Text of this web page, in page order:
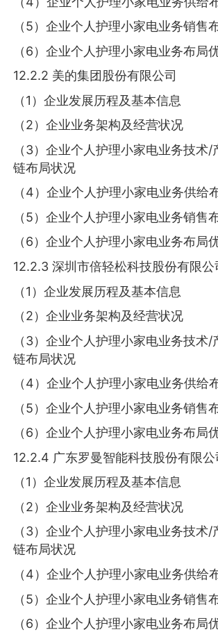
（5）企业个人护理小家电业务销售
（6）企业个人护理小家电业务布局
12.2.2 美的集团股份有限公司
（1）企业发展历程及基本信息
（2）企业业务架构及经营状况
（3）企业个人护理小家电业务技术
链布局状况
（4）企业个人护理小家电业务供给
（5）企业个人护理小家电业务销售
（6）企业个人护理小家电业务布局
12.2.3 深圳市倍轻松科技股份有限公
（1）企业发展历程及基本信息
（2）企业业务架构及经营状况
（3）企业个人护理小家电业务技术
链布局状况
（4）企业个人护理小家电业务供给
（5）企业个人护理小家电业务销售
（6）企业个人护理小家电业务布局
12.2.4 广东罗曼智能科技股份有限公
（1）企业发展历程及基本信息
（2）企业业务架构及经营状况
（3）企业个人护理小家电业务技术
链布局状况
（4）企业个人护理小家电业务供给
（5）企业个人护理小家电业务销售
（6）企业个人护理小家电业务布局